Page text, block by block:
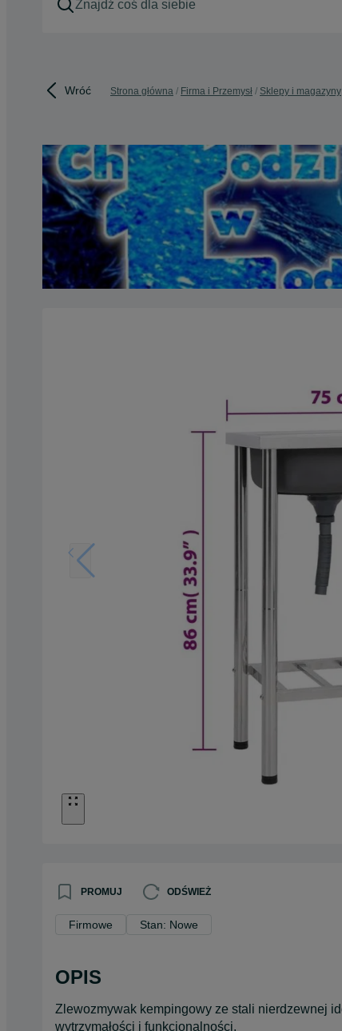
Wróć Strona główna Firma i Przemysł Sklepy i magazyny
PROMUJ ODŚWIEŻ
Firmowe Stan: Nowe
OPIS
Zlewozmywak kempingowy ze stali nierdzewnej
wytrzymałości i funkcjonalności.